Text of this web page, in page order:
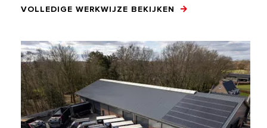
VOLLEDIGE WERKWIJZE BEKIJKEN